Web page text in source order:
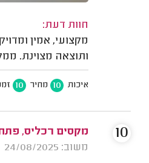
חוות דעת:
מקצועי, אמין
ותוצאה מצוינת.
איכות 10 מחיר 10
מקסים רכליס,
משוב: 24/08/2025
10